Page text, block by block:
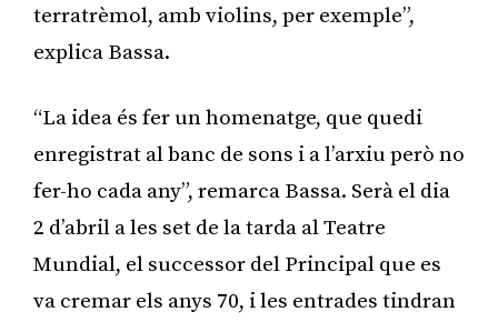
terratrèmol, amb violins, per exemple”,
explica Bassa.
“La idea és fer un homenatge, que quedi
enregistrat al banc de sons i a l’arxiu però no
fer-ho cada any”, remarca Bassa. Serà el dia
2 d’abril a les set de la tarda al Teatre
Mundial, el successor del Principal que es
va cremar els anys 70, i les entrades tindran